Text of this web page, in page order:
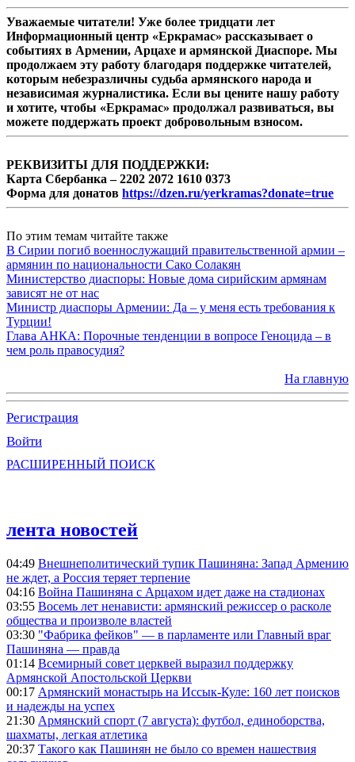
Уважаемые читатели! Уже более тридцати лет
Информационный центр «Еркрамас» рассказывает о
событиях в Армении, Арцахе и армянской Диаспоре. Мы
продолжаем эту работу благодаря поддержке читателей,
которым небезразличны судьба армянского народа и
независимая журналистика. Если вы цените нашу работу
и хотите, чтобы «Еркрамас» продолжал развиваться, вы
можете поддержать проект добровольным взносом.
РЕКВИЗИТЫ ДЛЯ ПОДДЕРЖКИ:
Карта Сбербанка – 2202 2072 1610 0373
Форма для донатов https://dzen.ru/yerkramas?donate=true
По этим темам читайте также
В Сирии погиб военнослужащий правительственной армии –
армянин по национальности Сако Солакян
Министерство диаспоры: Новые дома сирийским армянам
зависят не от нас
Министр диаспоры Армении: Да – у меня есть требования к
Турции!
Глава АНКА: Порочные тенденции в вопросе Геноцида – в
чем роль правосудия?
На главную
Регистрация
Войти
РАСШИРЕННЫЙ ПОИСК
лента новостей
04:49 Внешнеполитический тупик Пашиняна: Запад Армению
не ждет, а Россия теряет терпение
04:16 Война Пашиняна с Арцахом идет даже на стадионах
03:55 Восемь лет ненависти: армянский режиссер о расколе
общества и произволе властей
03:30 "Фабрика фейков" — в парламенте или Главный враг
Пашиняна — правда
01:14 Всемирный совет церквей выразил поддержку
Армянской Апостольской Церкви
00:17 Армянский монастырь на Иссык-Куле: 160 лет поисков
и надежды на успех
21:30 Армянский спорт (7 августа): футбол, единоборства,
шахматы, легкая атлетика
20:37 Такого как Пашинян не было со времен нашествия